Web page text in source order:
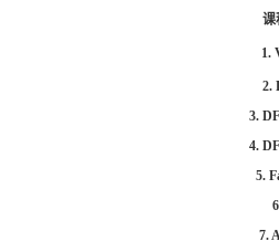
课
1.
2.
3.
4.
5.
7.